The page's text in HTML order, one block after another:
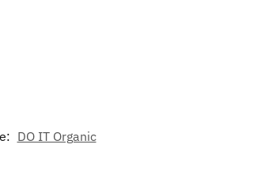
DO IT Organic